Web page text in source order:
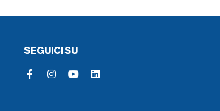
SEGUICI SU